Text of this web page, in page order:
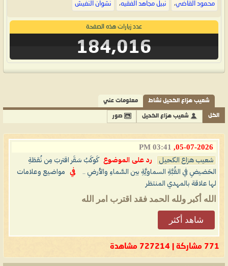
محمود القاضي، نبيل مجاهد الفقيه، نشوان النفيش
عدد زيارات هذه الصفحة
184,016
شعيب هزاع الكحيل نشاط معلومات عني
الكل شعيب هزاع الكحيل صور
05-07-2026,
03:41 PM
شعيب هزاع الكحيل رد على الموضوع
كَوكَبُ سَقَر اقتربَ مِن نُقطَةِ
الحَضيضِ في القُبَّةِ السماويَّةِ بين السَّماءِ والأرضِ ..
في
مواضيع وعلامات
لها علاقة بالمهدي المنتظر
الله أكبر ولله الحمد فقد اقترب امر الله
شاهد أكثر
771 مشاركة | 727214 مشاهدة